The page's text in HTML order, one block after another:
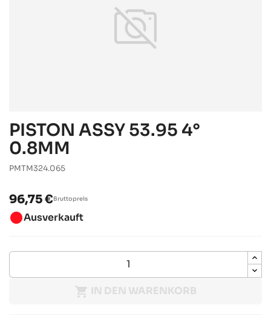
PISTON ASSY 53.95 4°
0.8MM
PMTM324.065
96,75 €Bruttopreis
brightness_1Ausverkauft
 IN DEN WARENKORB